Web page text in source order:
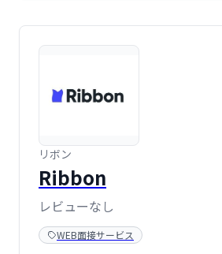
リボン
Ribbon
レビューなし
WEB面接サービス